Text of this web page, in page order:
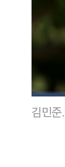
김민